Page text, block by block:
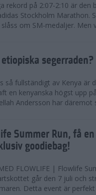
rekord på 2:07-2:10 är den
Stockholm Marathon.
om SM-medaljer. Men
segerraden?
så fullständigt av Kenya är
en kenyanska högst upp
Andersson har däremot
Summer Run, få
goodiebag!
FLOWLIFE | Flowlife
går den 7 juli och
Detta event är perfekt